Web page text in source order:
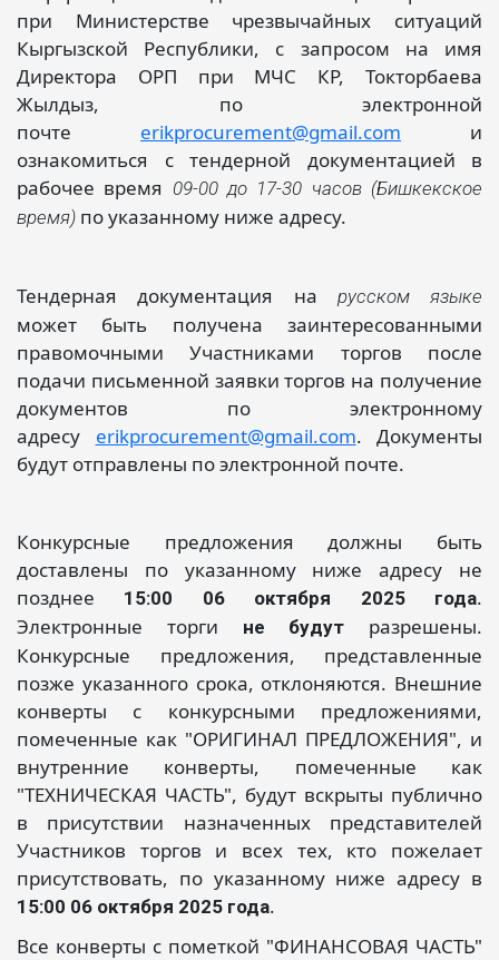
при Министерстве чрезвычайных ситуаций
Кыргызской Республики, с запросом на имя
Директора ОРП при МЧС КР, Токторбаева
Жылдыз, по электронной
почте erikprocurement@gmail.com и
ознакомиться с тендерной документацией в
рабочее время 09-00 до 17-30 часов (Бишкекское
время) по указанному ниже адресу.
Тендерная документация на русском языке
может быть получена заинтересованными
правомочными Участниками торгов после
подачи письменной заявки торгов на получение
документов по электронному
адресу erikprocurement@gmail.com. Документы
будут отправлены по электронной почте.
Конкурсные предложения должны быть
доставлены по указанному ниже адресу не
позднее
15:00 06 октября 2025 года.
Электронные торги
не будут разрешены.
Конкурсные предложения, представленные
позже указанного срока, отклоняются. Внешние
конверты с конкурсными предложениями,
помеченные как "ОРИГИНАЛ ПРЕДЛОЖЕНИЯ", и
внутренние конверты, помеченные как
"ТЕХНИЧЕСКАЯ ЧАСТЬ", будут вскрыты публично
в присутствии назначенных представителей
Участников торгов и всех тех, кто пожелает
присутствовать, по указанному ниже адресу в
15:00 06 октября 2025 года.
Все конверты с пометкой "ФИНАНСОВАЯ ЧАСТЬ"